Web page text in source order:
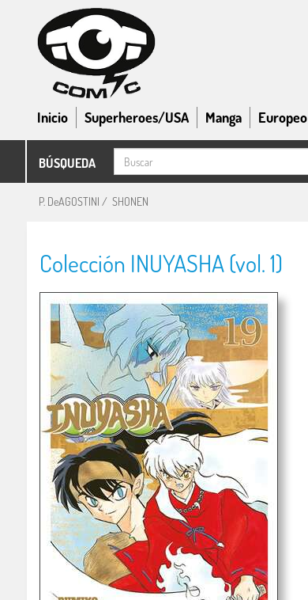
Inicio Superheroes/USA Manga Europeo
BÚSQUEDA
P. DeAGOSTINI / SHONEN
Colección INUYASHA (vol. 1)